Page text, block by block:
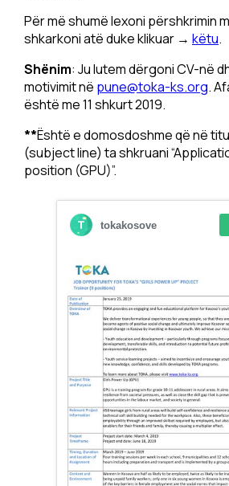
Për më shumë lexoni përshkrimin
shkarkoni atë duke klikuar → këtu.
Shënim: Ju lutem dërgoni CV-në
motivimit në pune@toka-ks.org.
është me 11 shkurt 2019.
**Është e domosdoshme që në
(subject line) ta shkruani
position (GPU)”.